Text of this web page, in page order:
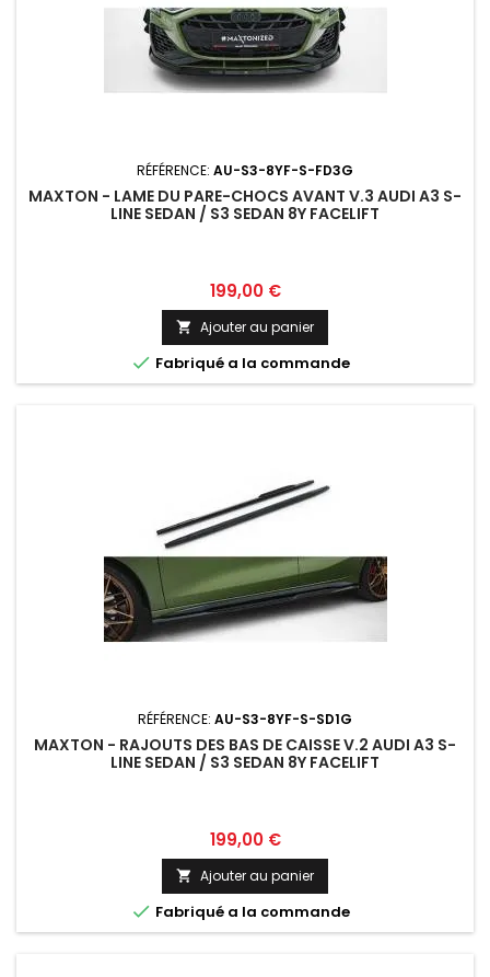
RÉFÉRENCE: AU-S3-8YF-S-FD3G
MAXTON - LAME DU PARE-CHOCS AVANT V.3 AUDI A3 S-
LINE SEDAN / S3 SEDAN 8Y FACELIFT
Prix
199,00 €
 Ajouter au panier
 Fabriqué a la commande
RÉFÉRENCE: AU-S3-8YF-S-SD1G
MAXTON - RAJOUTS DES BAS DE CAISSE V.2 AUDI A3 S-
LINE SEDAN / S3 SEDAN 8Y FACELIFT
Prix
199,00 €
 Ajouter au panier
 Fabriqué a la commande